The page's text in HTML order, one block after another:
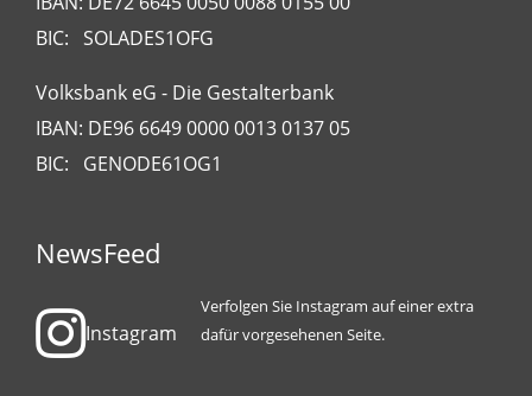
BIC: SOLADES1OFG
Volksbank eG - Die Gestalterbank
IBAN: DE96 6649 0000 0013 0137 05
BIC: GENODE61OG1
NewsFeed
Instagram
Verfolgen Sie Instagram auf einer extra
dafür vorgesehenen Seite.